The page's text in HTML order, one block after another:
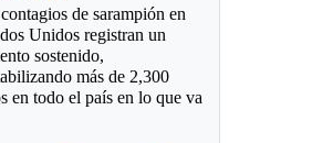
de sarampión en
Unidos registran un
sostenido,
más de 2,300
en todo el país en lo que va